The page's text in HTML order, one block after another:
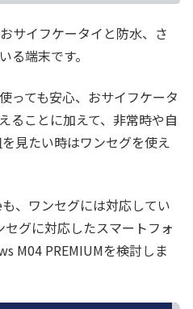
サイフケータイと防水、さ
る端末です。
っても安心、おサイフケータ
ることに加えて、非常時や自
見たい時はワンセグを使え
、ワンセグには対応してい
グに対応したスマートフォ
M04 PREMIUMを検討しま